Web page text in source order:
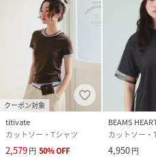
クーポン対象
titivate
カットソー・Tシャツ
2,579円 50%OFF
BEAMS
カットソー・
4,950円